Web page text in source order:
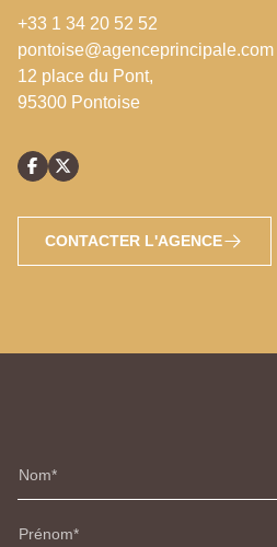
+33 1 34 20 52 52
pontoise@agenceprincipale.com
12 place du Pont,
95300 Pontoise
CONTACTER L'AGENCE
Nom
Prénom